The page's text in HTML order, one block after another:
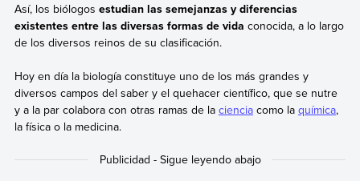
Así, los biólogos estudian las semejanzas y diferencias
existentes entre las diversas formas de vida conocida, a lo largo
de los diversos reinos de su clasificación.
Hoy en día la biología constituye uno de los más grandes y
diversos campos del saber y el quehacer científico, que se nutre
y a la par colabora con otras ramas de la cienciacomo la química,
la física o la medicina.